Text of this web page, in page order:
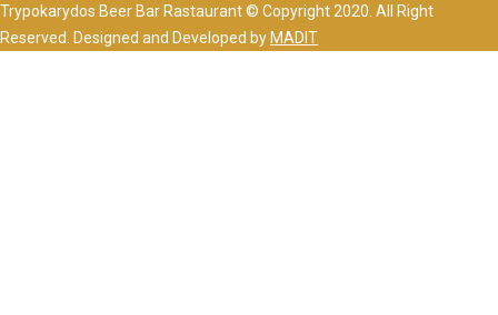
Trypokarydos Beer Bar Rastaurant © Copyright 2020. All Right
Reserved. Designed and Developed byMADIT